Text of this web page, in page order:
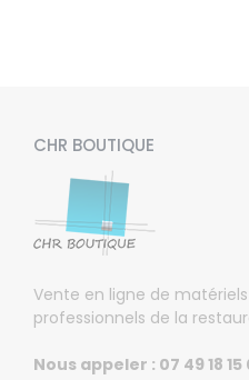
CHR BOUTIQUE
Vente en ligne de
professionnels de la
Nous appeler : 07 49 18 15